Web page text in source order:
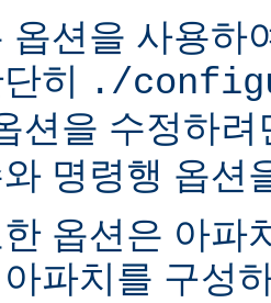
옵션을 사용하
히 ./
션을 수정하
명령행 옵션
옵션은 아파
파치를 구성